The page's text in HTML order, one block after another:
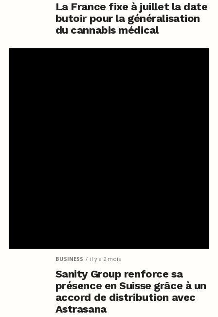
La France fixe à juillet la date
butoir pour la généralisation
du cannabis médical
BUSINESS il y a 2 mois
Sanity Group renforce sa
présence en Suisse grâce à un
accord de distribution avec
Astrasana